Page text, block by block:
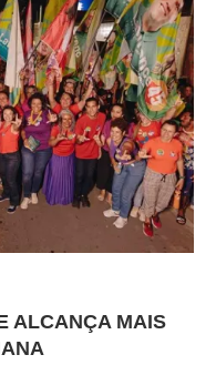
ALCANÇA MAIS